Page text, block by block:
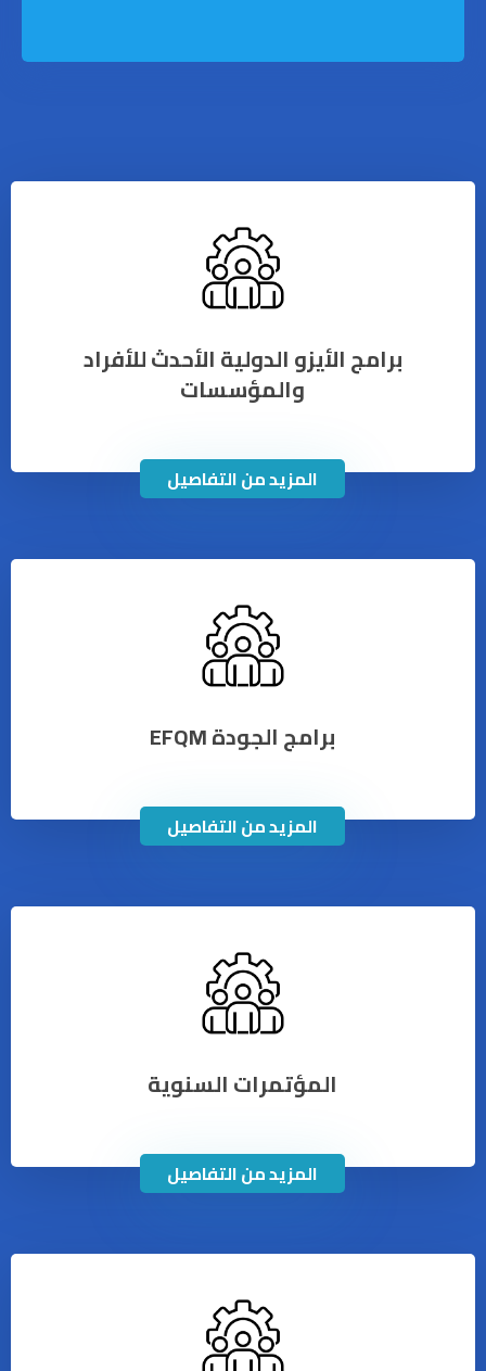
برامج الأيزو الدولية الأحدث للأفراد
والمؤسسات
المزيد من التفاصيل
برامج الجودة EFQM
المزيد من التفاصيل
المؤتمرات السنوية
المزيد من التفاصيل